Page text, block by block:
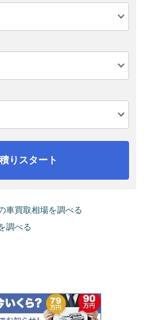
りスタート
車買取相場を調べる
調べる